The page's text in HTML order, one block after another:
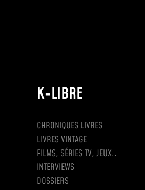
K-LIBRE
CHRONIQUES LIVRES
LIVRES VINTAGE
FILMS, SÉRIES TV, JEUX..
INTERVIEWS
DOSSIERS